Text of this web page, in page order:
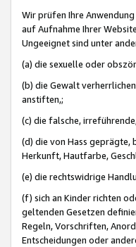
Wir prüfen Ihre
auf Aufnahme Ihrer
Ungeeignet sind unter
(a) die sexuelle oder
(b) die Gewalt
anstiften,;
(c) die falsche,
(d) die von Hass geprägte,
Herkunft, Hautfarbe,
(e) die rechtswidrige
(f) sich an Kinder richten
geltenden Gesetzen
Regeln, Vorschriften,
Entscheidungen oder